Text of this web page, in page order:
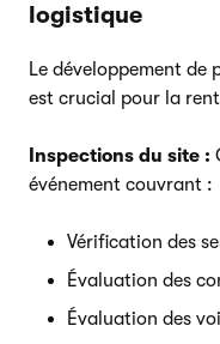
logistique
Le développement de
est crucial pour la
Inspections du site :
événement couvrant :
Vérification des
Évaluation des
Évaluation des